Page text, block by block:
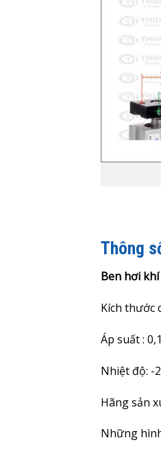
Thông
Ben hơi
Kích thước
Áp suất :
Nhiệt độ: -
Hãng sản
Những